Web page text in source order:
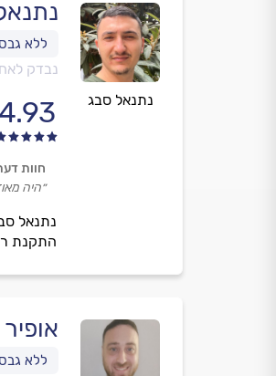
נתנאל סבג
נבדק
4.93
נתנאל
התקנת
חוות
״היה